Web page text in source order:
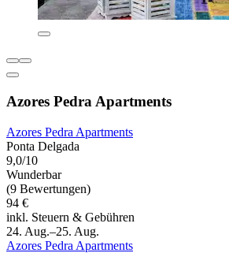
Azores Pedra Apartments
Azores Pedra Apartments
Ponta Delgada
9,0/10
Wunderbar
(9 Bewertungen)
94 €
inkl. Steuern & Gebühren
24. Aug.–25. Aug.
Azores Pedra Apartments